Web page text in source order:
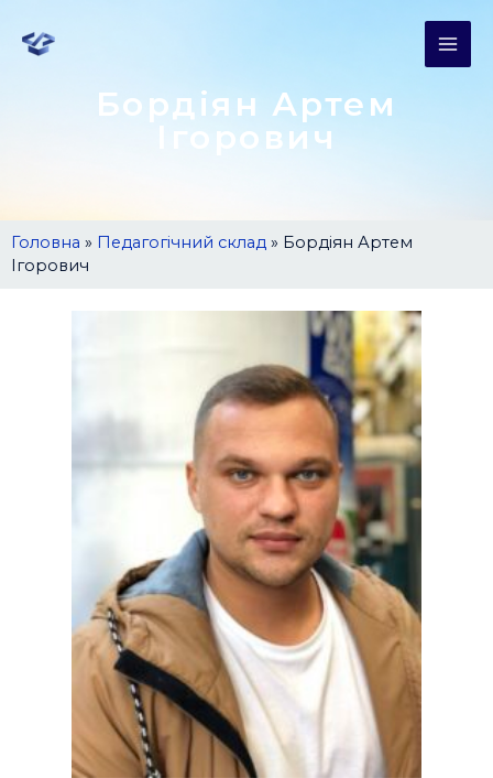
Бордіян Артем
Ігорович
Головна » Педагогічний склад » Бордіян Артем
Ігорович